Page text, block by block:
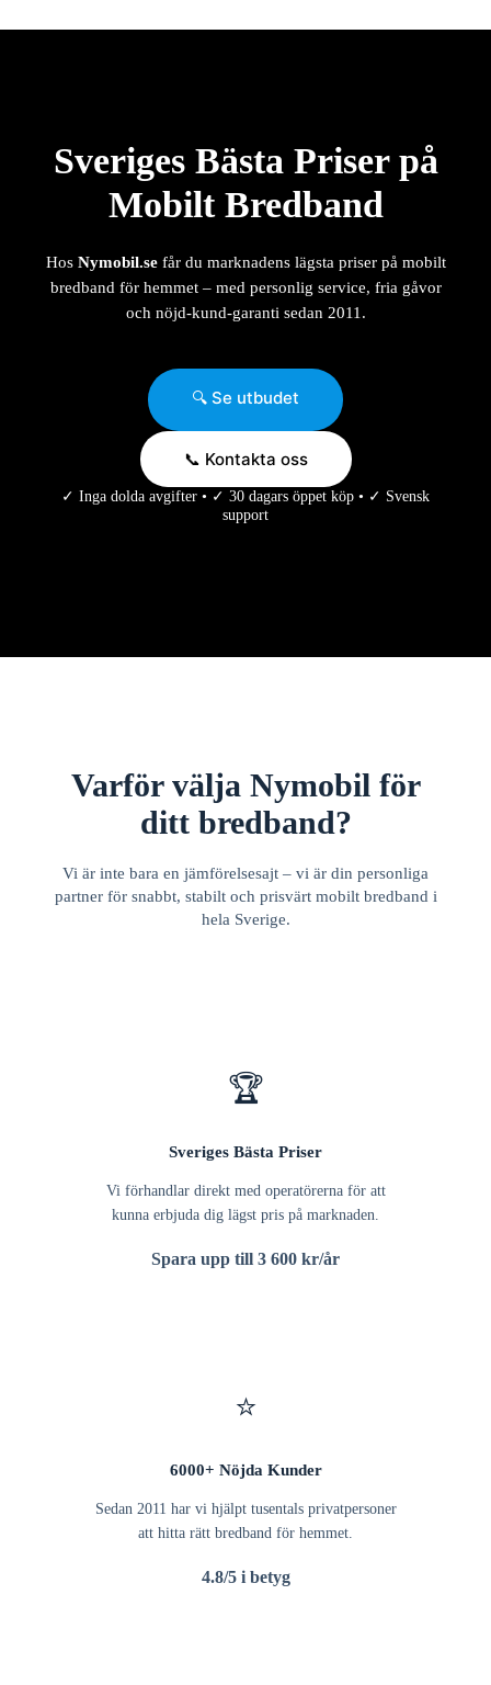
Sveriges Bästa Priser på
Mobilt Bredband
Hos Nymobil.sefår du marknadens lägsta priser på mobilt
bredband för hemmet – med personlig service, fria gåvor
och nöjd-kund-garanti sedan 2011.
🔍 Se utbudet
📞 Kontakta oss
✓ Inga dolda avgifter • ✓ 30 dagars öppet köp • ✓ Svensk
support
Varför välja Nymobil för
ditt bredband?
Vi är inte bara en jämförelsesajt – vi är din personliga
partner för snabbt, stabilt och prisvärt mobilt bredband i
hela Sverige.
🏆
Sveriges Bästa Priser
Vi förhandlar direkt med operatörerna för att
kunna erbjuda dig lägst pris på marknaden.
Spara upp till 3 600 kr/år
⭐
6000+ Nöjda Kunder
Sedan 2011 har vi hjälpt tusentals privatpersoner
att hitta rätt bredband för hemmet.
4.8/5 i betyg